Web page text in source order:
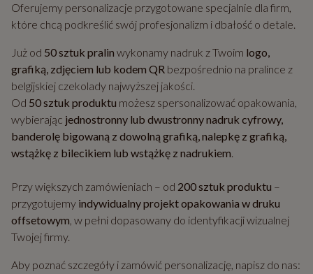
Oferujemy personalizacje przygotowane specjalnie dla firm,
które chcą podkreślić swój profesjonalizm i dbałość o detale.
Już od 50 sztuk pralin wykonamy nadruk z Twoim logo,
grafiką, zdjęciem lub kodem QR bezpośrednio na pralince z
belgijskiej czekolady najwyższej jakości.
Od 50 sztuk produktu możesz spersonalizować opakowania,
wybierając jednostronny lub dwustronny nadruk cyfrowy,
banderolę bigowaną z dowolną grafiką, nalepkę z grafiką,
wstążkę z bilecikiem lub wstążkę z nadrukiem.
Przy większych zamówieniach – od 200 sztuk produktu –
przygotujemy indywidualny projekt opakowania w druku
offsetowym, w pełni dopasowany do identyfikacji wizualnej
Twojej firmy.
Aby poznać szczegóły i zamówić personalizację, napisz do nas: